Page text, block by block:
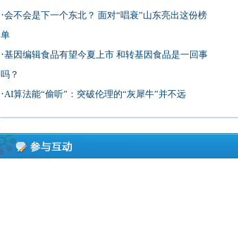
·会不会是下一个东北？ 面对“唱衰”山东亮出这份榜
单
·基因编辑食品有望今夏上市 和转基因食品是一回事
吗？
·AI算法能“偷听”：突破伦理的“灰犀牛”并不远